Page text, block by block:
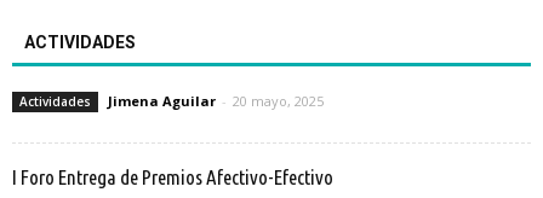
ACTIVIDADES
Actividades Jimena Aguilar - 20 mayo, 2025
I Foro Entrega de Premios Afectivo-Efectivo